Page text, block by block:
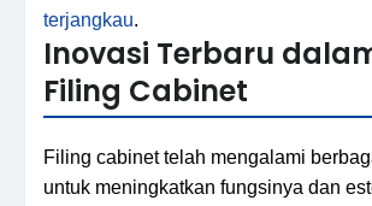
terjangkau.
Inovasi Terbaru
Filing Cabinet
Filing cabinet telah mengalami
untuk meningkatkan fungsinya dan